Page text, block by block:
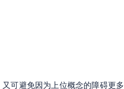
可避免因为上位概念的障碍更多